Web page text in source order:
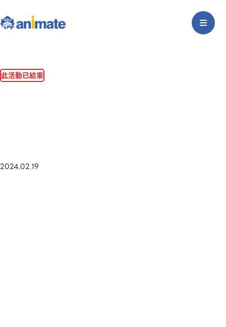
此活動已結束
2024.02.19